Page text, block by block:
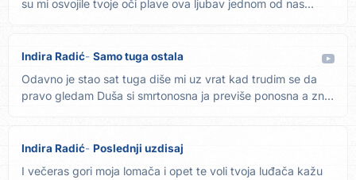
su mi osvojile tvoje oči plave ova ljubav jednom od nas...
Indira Radić Samo tuga ostala
Odavno je stao sat tuga diše mi uz vrat kad trudim se da
pravo gledam Duša si smrtonosna ja previše ponosna a znaj
Indira Radić Poslednji uzdisaj
I večeras gori moja lomača i opet te voli tvoja luđača kažu